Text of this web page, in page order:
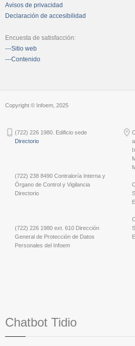
Avisos de privacidad
Declaración de accesibilidad
Encuesta de satisfacción:
---Sitio web
---Contenido
Copyright © Infoem, 2025
(722) 226 1980. Edificio sede
Directorio
(722) 238 8490 Contraloría Interna y
Órgano de Control y Vigilancia
Directorio
(722) 226 1980 ext. 610 Dirección
General de Protección de Datos
Personales del Infoem
Chatbot Tidio